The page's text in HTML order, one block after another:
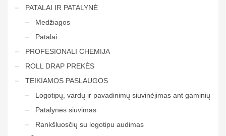
PATALAI IR PATALYNĖ
Medžiagos
Patalai
PROFESIONALI CHEMIJA
ROLL DRAP PREKĖS
TEIKIAMOS PASLAUGOS
Logotipų, vardų ir pavadinimų siuvinėjimas ant gaminių
Patalynės siuvimas
Rankšluosčių su logotipu audimas